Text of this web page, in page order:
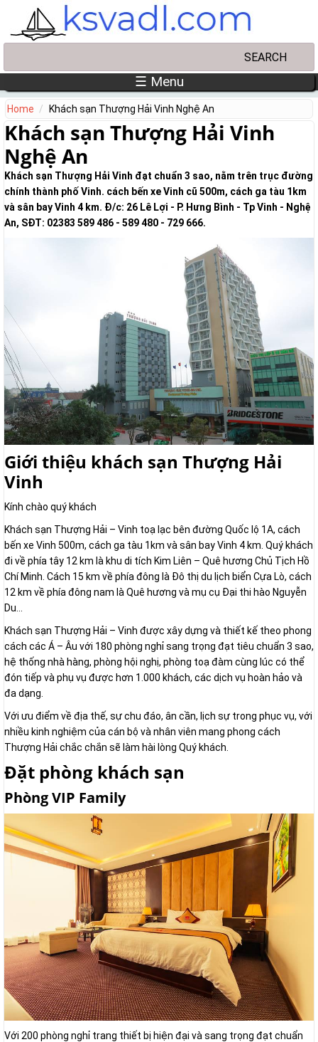
Skip to main content
☰ Menu
Home Khách sạn Thượng Hải Vinh Nghệ An
Khách sạn Thượng Hải Vinh
Nghệ An
Khách sạn Thượng Hải Vinh đạt chuẩn 3 sao, nằm trên trục đường
chính thành phố Vinh. cách bến xe Vinh cũ 500m, cách ga tàu 1km
và sân bay Vinh 4 km. Đ/c: 26 Lê Lợi - P. Hưng Bình - Tp Vinh - Nghệ
An, SĐT: 02383 589 486 - 589 480 - 729 666.
Giới thiệu khách sạn Thượng Hải
Vinh
Kính chào quý khách
Khách sạn Thượng Hải – Vinh toạ lạc bên đường Quốc lộ 1A, cách
bến xe Vinh 500m, cách ga tàu 1km và sân bay Vinh 4 km. Quý khách
đi về phía tây 12 km là khu di tích Kim Liên – Quê hương Chủ Tịch Hồ
Chí Minh. Cách 15 km về phía đông là Đô thị du lịch biển Cựa Lò, cách
12 km về phía đông nam là Quê hương và mụ cụ Đại thi hào Nguyễn
Du…
Khách sạn Thượng Hải – Vinh được xây dựng và thiết kế theo phong
cách các Á – Âu với 180 phòng nghỉ sang trọng đạt tiêu chuẩn 3 sao,
hệ thống nhà hàng, phòng hội nghị, phòng toạ đàm cùng lúc có thể
đón tiếp và phụ vụ được hơn 1.000 khách, các dịch vụ hoàn hảo và
đa dạng.
Với ưu điểm về địa thế, sự chu đáo, ân cần, lịch sự trong phục vụ, với
nhiều kinh nghiệm của cán bộ và nhân viên mang phong cách
Thượng Hải chắc chắn sẽ làm hài lòng Quý khách.
Đặt phòng khách sạn
Phòng VIP Family
Với 200 phòng nghỉ trang thiết bị hiện đại và sang trọng đạt chuẩn